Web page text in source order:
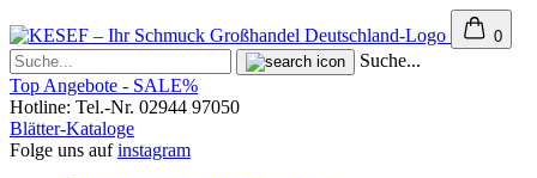
0
Suche...
Top Angebote - SALE%
Hotline: Tel.-Nr. 02944 97050
Blätter-Kataloge
Folge uns aufinstagram